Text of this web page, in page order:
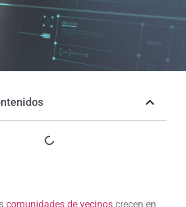
comunidades de vecinos crecen en